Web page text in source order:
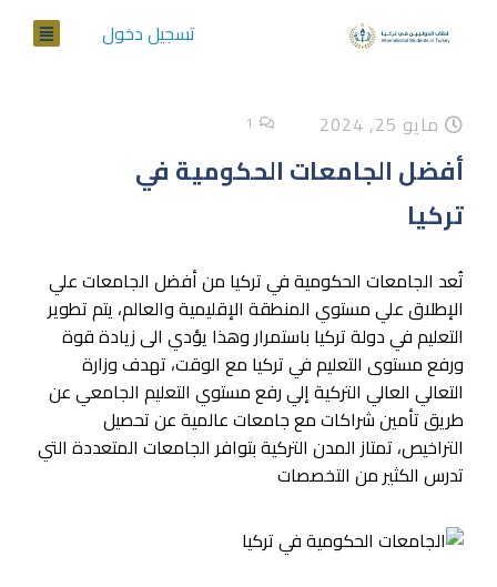
تسجيل دخول
مايو 25, 2024 1
أفضل الجامعات الحكومية في
تركيا
تُعد الجامعات الحكومية في تركيا من أفضل الجامعات علي
الإطلاق علي مستوي المنطقة الإقليمية والعالم، يتم تطوير
التعليم في دولة تركيا باستمرار وهذا يؤدي الى زيادة قوة
ورفع مستوى التعليم في تركيا مع الوقت، تهدف وزارة
التعالي العالي التركية إلي رفع مستوي التعليم الجامعي عن
طريق تأمين شراكات مع جامعات عالمية عن تحصيل
التراخيص، تمتاز المدن التركية بتوافر الجامعات المتعددة التي
تدرس الكثير من التخصصات